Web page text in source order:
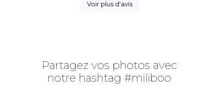
Voir plus d'avis
Partagez vos photos avec
notre hashtag #miliboo